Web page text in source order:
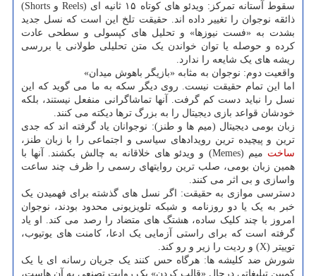
سقوط آستانه تمرکز: ویدئو های کوتاه ۱۵ ثانیه ای (Reels و Shorts)
ذائقه نوجوان را تغییر داده اند. حقیقت تلخ این است که نسل جدید
بشدت به «فست نیوزها» و تحلیل های کپسولی و سطحی عادت
کرده و حوصله یا توان خواندن یک متن تحلیلی طولانی یا بررسی
ریشه های یک شایعه را ندارد.
واقعیت دوم: نوجوان به مثابه «بازیگر باهوش میدان»
اما این تمام حقیقت نیست. روی دیگر سکه به ما می گوید که این
نسل را نباید دست کم گرفت. آنها تماشاگرانی منفعل نیستند، بلکه
خودشان قواعد بازی دیجیتال را به بزرگ ترها دیکته می کنند.
زبان بومی دیجیتال (میم ها و طنز): نوجوانان یاد گرفته اند که جدی
ترین و پیچیده ترین رویدادهای سیاسی و اجتماعی را با زبان طنز،
ساخت
میم (Memes) و ویدئو های خلاقانه به چالش بکشند. آنها با
همین زبان بومی، صلب ترین روایتهای رسمی را ظرف چند ساعت
واسازی و بی اثر می کنند.
دسترسی موازی به حقیقت: اگر نسل های گذشته برای فهمیدن یک
خبر به یک یا دو روزنامه و شبکه تلویزیونی محدود بودند، نوجوان
امروز با چند کلیک ساده، هشتگ های متضاد را رصد می کند. او یاد
گرفته است که برای راستی آزمایی یک ادعا، کامنت های یوتیوب،
توییتر (X) و ردیت را زیر و رو کند.
شورش ضد کلیشه ها: هرگاه حس کنند یک جریان رسانه ای یا یک
کمپین تبلیغاتی درحال «قالب کردن» یک روایت تصنعی به آن هاست،